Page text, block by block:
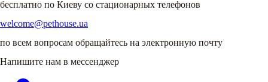
бесплатно по Киеву со стационарных телефонов
welcome@pethouse.ua
по всем вопросам обращайтесь на электронную почту
Напишите нам в мессенджер